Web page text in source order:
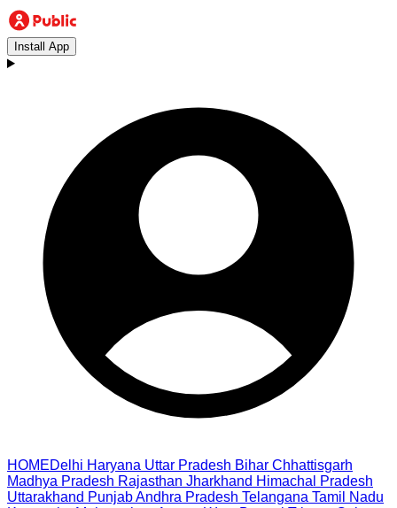
Install App
HOMEDelhi Haryana Uttar Pradesh Bihar Chhattisgarh
Madhya Pradesh Rajasthan Jharkhand Himachal Pradesh
Uttarakhand PunjabAndhra Pradesh Telangana Tamil Nadu